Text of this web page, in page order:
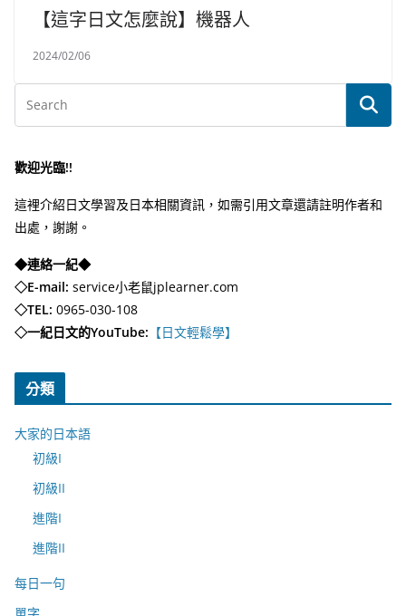
【這字日文怎麼說】機器人
2024/02/06
歡迎光臨!!
這裡介紹日文學習及日本相關資訊，如需引用文章還請註明作者和
出處，謝謝。
◆連絡一紀◆
◇E-mail: service小老鼠jplearner.com
◇TEL: 0965-030-108
◇一紀日文的YouTube: 【日文輕鬆學】
分類
大家的日本語
初級I
初級II
進階I
進階II
每日一句